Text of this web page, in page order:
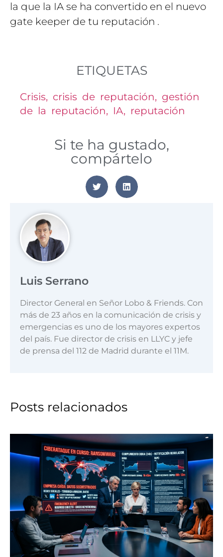
la que la IA se ha convertido en el nuevo
gate keeper de tu reputación .
ETIQUETAS
Crisis, crisis de reputación, gestión
de la reputación, IA, reputación
Si te ha gustado,
compártelo
Luis Serrano
Director General en Señor Lobo & Friends. Con
más de 23 años en la comunicación de crisis y
emergencias es uno de los mayores expertos
del país. Fue director de crisis en LLYC y jefe
de prensa del 112 de Madrid durante el 11M.
Posts relacionados